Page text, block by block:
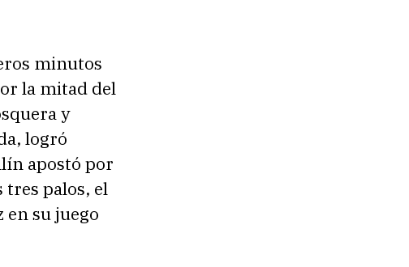
minutos
la mitad del
y
logró
apostó por
tres palos, el
su juego